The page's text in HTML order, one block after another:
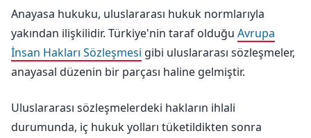
Anayasa hukuku, uluslararası hukuk normlarıyla
yakından ilişkilidir. Türkiye'nin taraf olduğu Avrupa
İnsan Hakları Sözleşmesi gibi uluslararası sözleşmeler,
anayasal düzenin bir parçası haline gelmiştir.
Uluslararası sözleşmelerdeki hakların ihlali
durumunda, iç hukuk yolları tüketildikten sonra